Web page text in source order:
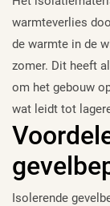
warmteverlies
de warmte in de
zomer. Dit heeft
om het gebouw
wat leidt tot
Isolerende